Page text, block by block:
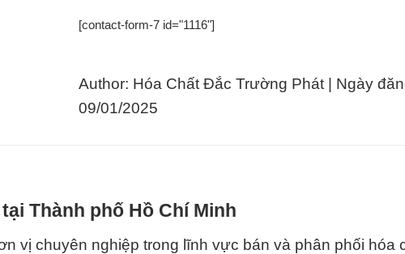
[contact-form-7 id="1116"]
Author: Hóa Chất Đắc Trường Phát | Ngày
09/01/2025
Thành phố Hồ Chí Minh
vị chuyên nghiệp trong lĩnh vực bán và phân phối hóa